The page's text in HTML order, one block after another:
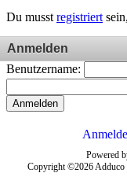
Du musst registriert
Anmelden
Benutzername:
Anmelden
Powered
Copyright ©2026 Adduco